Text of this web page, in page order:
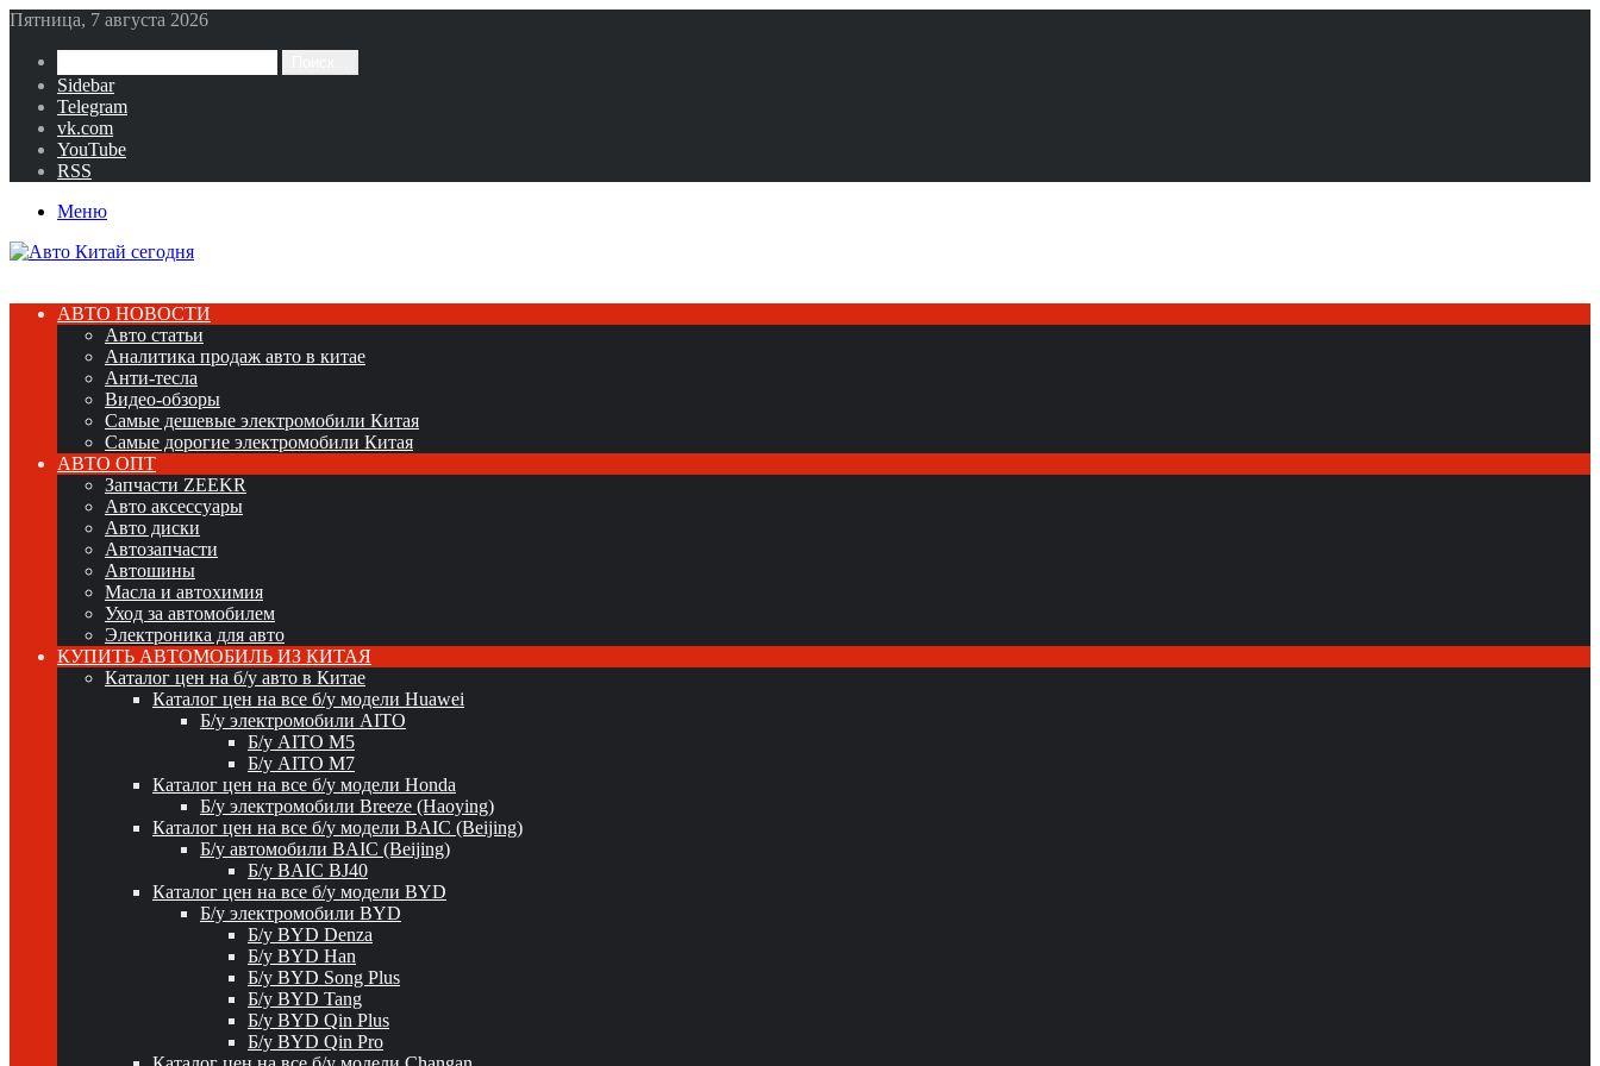
Пятница, 7 августа 2026
Sidebar
Telegram
vk.com
YouTube
RSS
Меню
АВТО НОВОСТИ
Авто статьи
Аналитика продаж авто в китае
Анти-тесла
Видео-обзоры
Самые дешевые электромобили Китая
Самые дорогие электромобили Китая
АВТО ОПТ
Запчасти ZEEKR
Авто аксессуары
Авто диски
Автозапчасти
Автошины
Масла и автохимия
Уход за автомобилем
Электроника для авто
КУПИТЬ АВТОМОБИЛЬ ИЗ КИТАЯ
Каталог цен на б/у авто в Китае
Каталог цен на все б/у модели Huawei
Б/у электромобили AITO
Б/у AITO M5
Б/у AITO M7
Каталог цен на все б/у модели Honda
Б/у электромобили Breeze (Haoying)
Каталог цен на все б/у модели BAIC (Beijing)
Б/у автомобили BAIC (Beijing)
Б/у BAIC BJ40
Каталог цен на все б/у модели BYD
Б/у электромобили BYD
Б/у BYD Denza
Б/у BYD Han
Б/у BYD Song Plus
Б/у BYD Tang
Б/у BYD Qin Plus
Б/у BYD Qin Pro